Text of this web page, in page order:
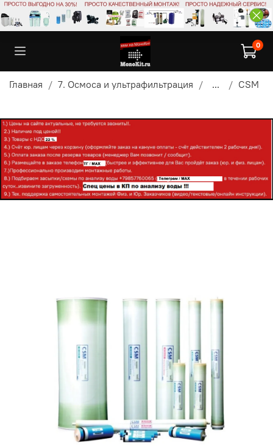
0
Главная 7. Осмоса и ультрафильтрация ... CSM